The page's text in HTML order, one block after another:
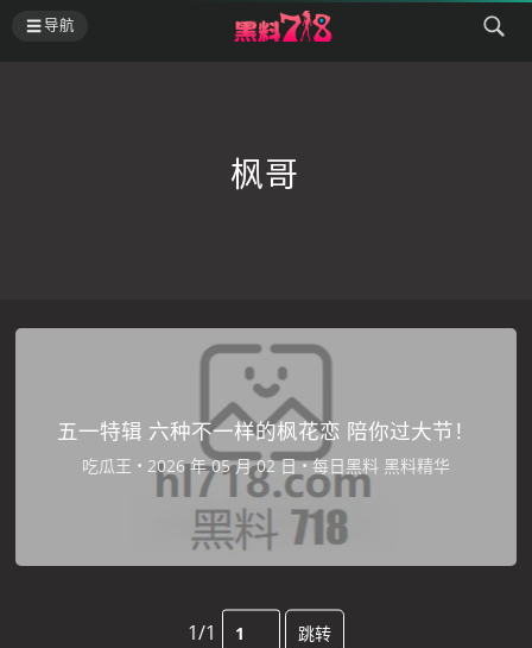
导航
枫哥
五一特辑 六种不一样的枫花恋 陪你过大节！
吃瓜王 • •每日黑料 黑料精华
1/1 跳转